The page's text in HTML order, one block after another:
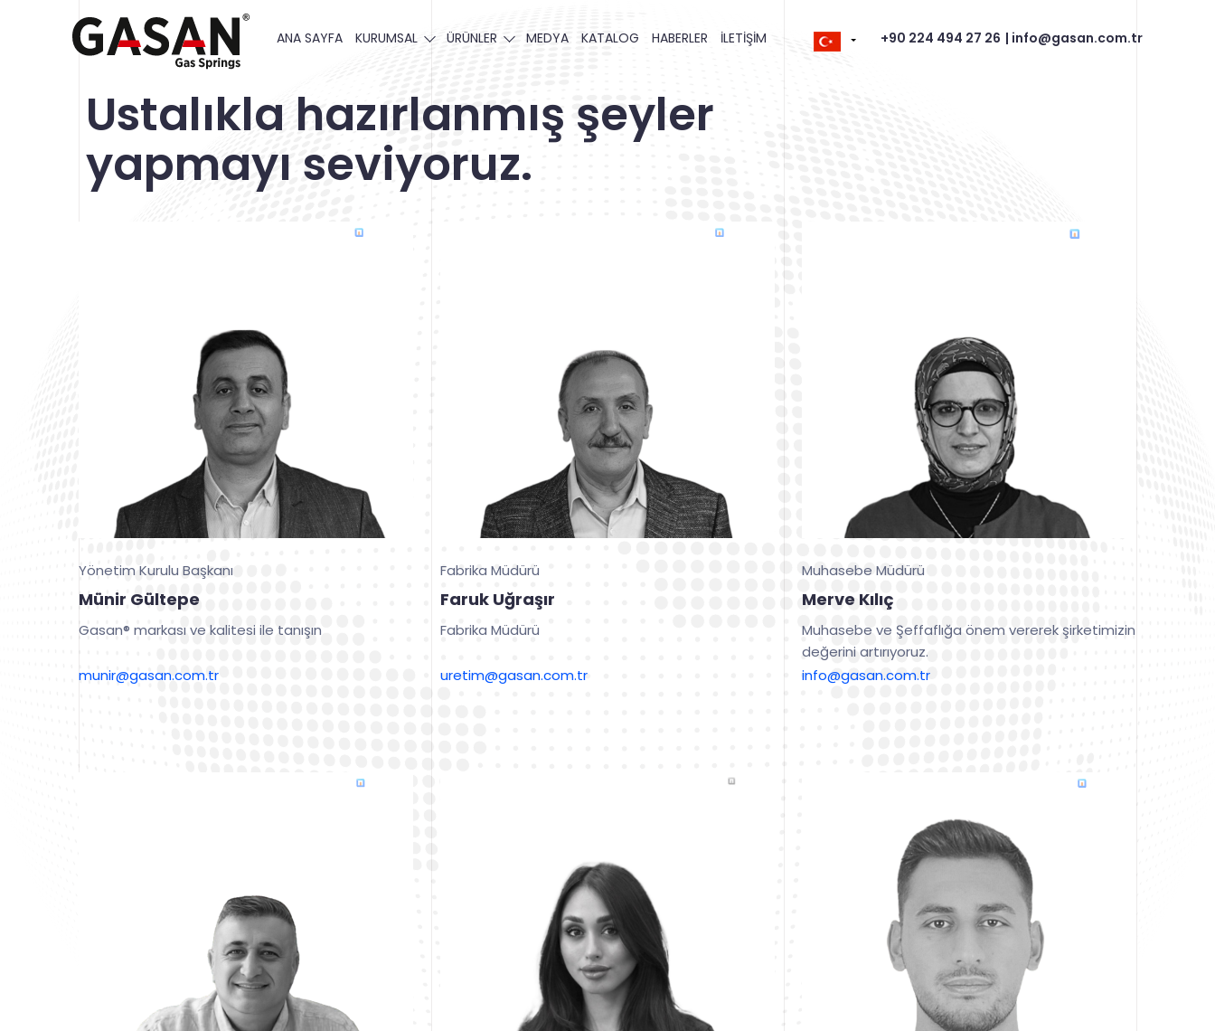
+90 224 494 27 26 | info@gasan.com.tr
ANA SAYFA KURUMSAL ÜRÜNLER MEDYA KATALOG HABERLER İLETİŞİM
Ustalıkla hazırlanmış şeyler
yapmayı seviyoruz.
Yönetim Kurulu Başkanı
Münir Gültepe
Gasan® markası ve kalitesi ile tanışın
munir@gasan.com.tr
Fabrika Müdürü
Faruk Uğraşır
Fabrika Müdürü
uretim@gasan.com.tr
Muhasebe Müdürü
Merve Kılıç
Muhasebe ve Şeffaflığa önem vererek şirketimizin
değerini artırıyoruz.
info@gasan.com.tr